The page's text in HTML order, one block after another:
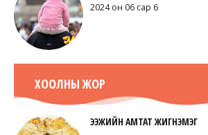
2024 он 06 сар 6
ХООЛНЫ ЖОР
ЭЭЖИЙН АМТАТ ЖИГНЭМЭГ